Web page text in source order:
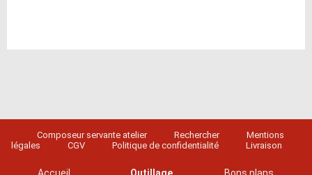
Composeur servante atelier Rechercher
Mentions
légales
CGV Politique de confidentialité Livraison